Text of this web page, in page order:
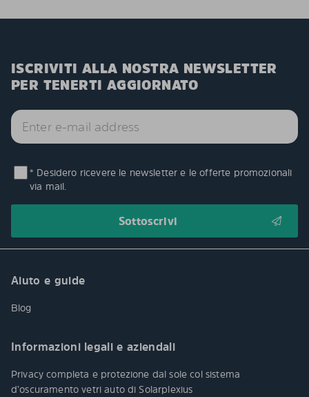
ISCRIVITI ALLA NOSTRA NEWSLETTER
PER TENERTI AGGIORNATO
* Desidero ricevere le newsletter e le offerte promozionali
via mail.
Aiuto e guide
Blog
Informazioni legali e aziendali
Privacy completa e protezione dal sole col sistema
d’oscuramento vetri auto di Solarplexius